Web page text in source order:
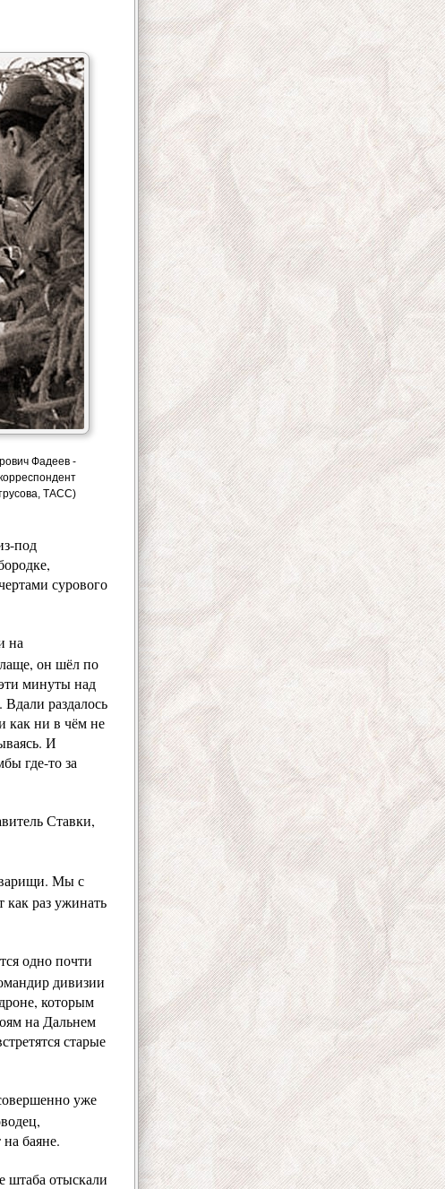
Фадеев -
ТАСС)
под
сурового
на
он шёл по
минуты над
раздалось
как ни в чём не
И
где-то за
Ставки,
Мы с
как раз ужинать
одно почти
дивизии
которым
на Дальнем
старые
уже
на баяне.
штаба отыскали